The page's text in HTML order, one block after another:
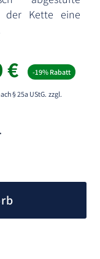
der Kette eine
€Aktueller
Preis
ist:
-19% Rabatt
§ 25a UStG. zzgl.